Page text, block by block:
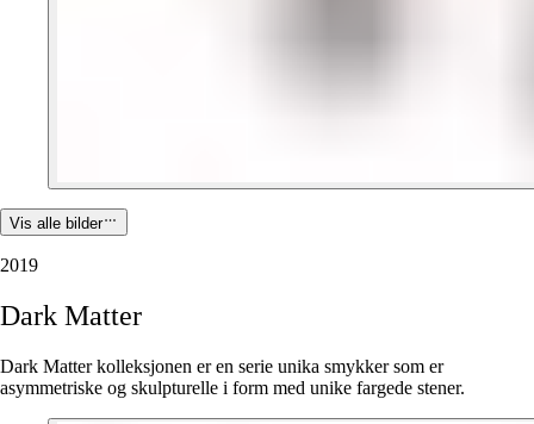
Vis alle bilder
2019
Dark Matter
Dark Matter kolleksjonen er en serie unika smykker som er
asymmetriske og skulpturelle i form med unike fargede stener.